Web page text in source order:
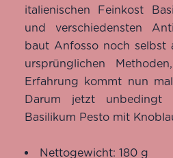
italienischen Feinkost
und verschiedensten
baut Anfosso noch selbst
ursprünglichen
Erfahrung kommt nun
Darum jetzt unbedingt
Basilikum Pesto mit
Nettogewicht: 180 g